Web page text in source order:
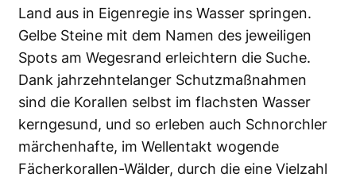
Land aus in Eigenregie ins Wasser springen.
Gelbe Steine mit dem Namen des jeweiligen
Spots am Wegesrand erleichtern die Suche.
Dank jahrzehntelanger Schutzmaßnahmen
sind die Korallen selbst im flachsten Wasser
kerngesund, und so erleben auch Schnorchler
märchenhafte, im Wellentakt wogende
Fächerkorallen-Wälder, durch die eine Vielzahl